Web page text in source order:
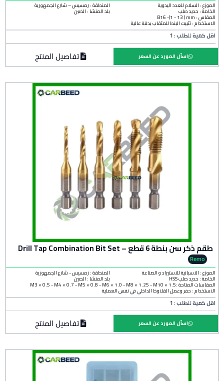
الموزع : السلام للعدد اليدوية
الخامة : حديد صلب
المنطقة : رمسيس – شارع الجمهورية
بلد المنشأ : الصين
المقاس : B16 -(1 - 13 ) mm
الاستخدام : تثبيت البنط للمثقاب بدقة عالية
اقل كمية للطلب : 1
تفاصيل المنتج اسأل المورد عن السعر
طقم ذكر سن بنطة 6 قطع – Drill Tap Combination Bit Set
Remo
الموزع : الاسبانية للاستيراد و الصناعة
الخامة : حديد صلب HSS
المنطقة : رمسيس - شارع الجمهورية
بلد المنشأ : الصين
المقاسات المتاحة :M3 × 0.5 - M4 × 0.7 - M5 × 0.8 - M6 × 1.0 - M8 × 1.25 - M10 × 1.5
الاستخدام : حفر وعمل القلاوظ الداخلي في نفس العملية
اقل كمية للطلب : 1
تفاصيل المنتج اسأل المورد عن السعر